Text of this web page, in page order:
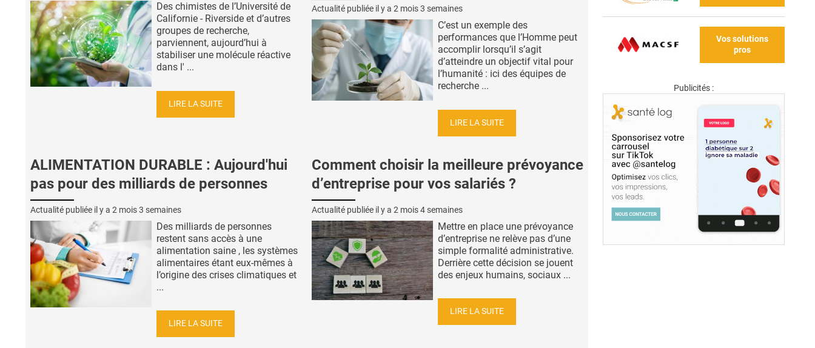
Des chimistes de l’Université de
Californie - Riverside et d’autres
groupes de recherche,
parviennent, aujourd’hui à
stabiliser une molécule réactive
dans l' ...
LIRE LA SUITE
Actualité publiée il y a 2 mois 3 semaines
C’est un exemple des
performances que l’Homme peut
accomplir lorsqu’il s’agit
d’atteindre un objectif vital pour
l’humanité : ici des équipes de
recherche ...
LIRE LA SUITE
ALIMENTATION DURABLE : Aujourd'hui
pas pour des milliards de personnes
Actualité publiée il y a 2 mois 3 semaines
Des milliards de personnes
restent sans accès à une
alimentation saine , les systèmes
alimentaires étant eux-mêmes à
l’origine des crises climatiques et
...
LIRE LA SUITE
Comment choisir la meilleure prévoyance
d’entreprise pour vos salariés ?
Actualité publiée il y a 2 mois 4 semaines
Mettre en place une prévoyance
d’entreprise ne relève pas d’une
simple formalité administrative.
Derrière cette décision se jouent
des enjeux humains, sociaux ...
LIRE LA SUITE
Vos solutions
pros
Publicités :